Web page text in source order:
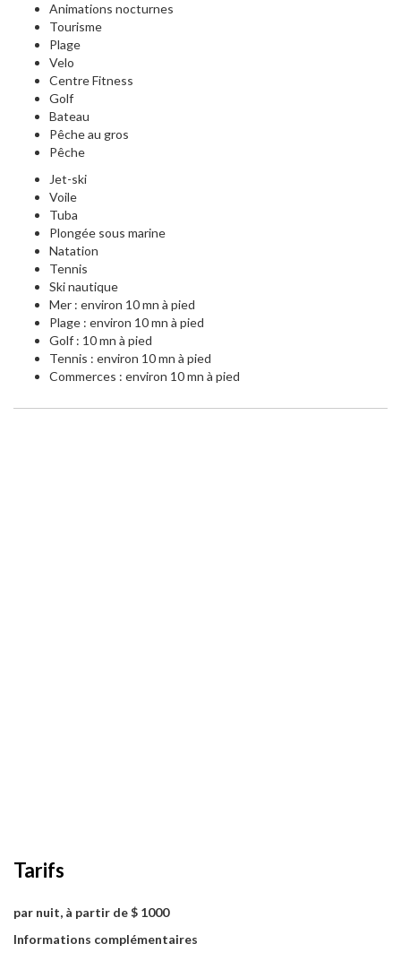
Animations nocturnes
Tourisme
Plage
Velo
Centre Fitness
Golf
Bateau
Pêche au gros
Pêche
Jet-ski
Voile
Tuba
Plongée sous marine
Natation
Tennis
Ski nautique
Mer : environ 10 mn à pied
Plage : environ 10 mn à pied
Golf : 10 mn à pied
Tennis : environ 10 mn à pied
Commerces : environ 10 mn à pied
Tarifs
par nuit, à partir de $ 1000
Informations complémentaires